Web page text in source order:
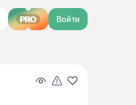
PRO Войти